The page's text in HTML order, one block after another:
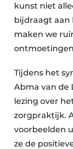
kunst niet
bijdraagt aan
maken we
Tijdens het
Abma van de
lezing over
zorgpraktijk.
voorbeelden
ze de